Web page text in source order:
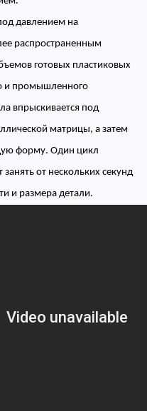
давлением на
распространенным
готовых пластиковых
и промышленного
впрыскивается под
матрицы, а затем
форму. Один цикл
от нескольких секунд
и размера детали.